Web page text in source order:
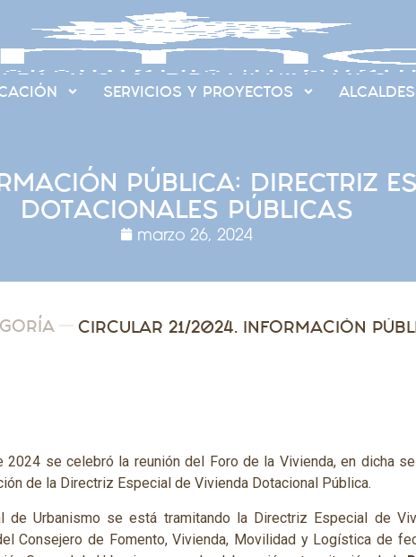
SERVICIOS Y PROYECTOS
PÚBLICA: DIRECTRIZ
DOTACIONALES PÚBLICAS
marzo 26, 2024
se celebró la reunión del Foro de la Vivienda, en dicha
de la Directriz Especial de Vivienda Dotacional Pública.
de Urbanismo se está tramitando la Directriz Especial de
Consejero de Fomento, Vivienda, Movilidad y Logística de